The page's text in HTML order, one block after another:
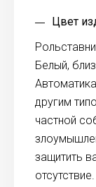
Цвет
Белый,
другим
частной
защитить
отсутствие.